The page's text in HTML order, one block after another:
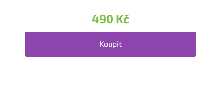
490 Kč
Koupit